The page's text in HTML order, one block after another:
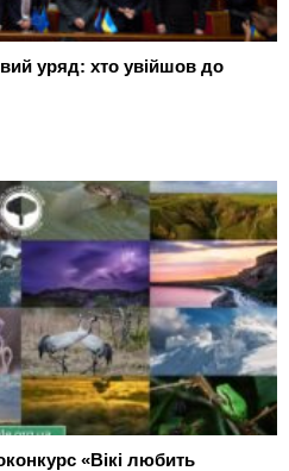
уряд: хто увійшов до
«Вікі любить